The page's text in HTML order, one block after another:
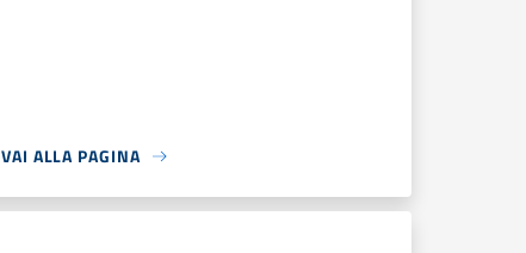
VAI ALLA PAGINA